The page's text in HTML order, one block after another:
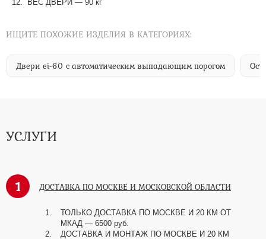
ВЕС ДВЕРИ — 90 кг
ИЩИТЕ ПОХОЖИЕ ИЗДЕЛИЯ В КАТЕГОРИЯХ:
Двери ei-60 с автоматическим выпадающим порогом
УСЛУГИ
1 ДОСТАВКА ПО МОСКВЕ И МОСКОВСКОЙ ОБЛАСТИ
ТОЛЬКО ДОСТАВКА ПО МОСКВЕ И 20 КМ ОТ
МКАД — 6500 руб.
ДОСТАВКА И МОНТАЖ ПО МОСКВЕ И 20 КМ